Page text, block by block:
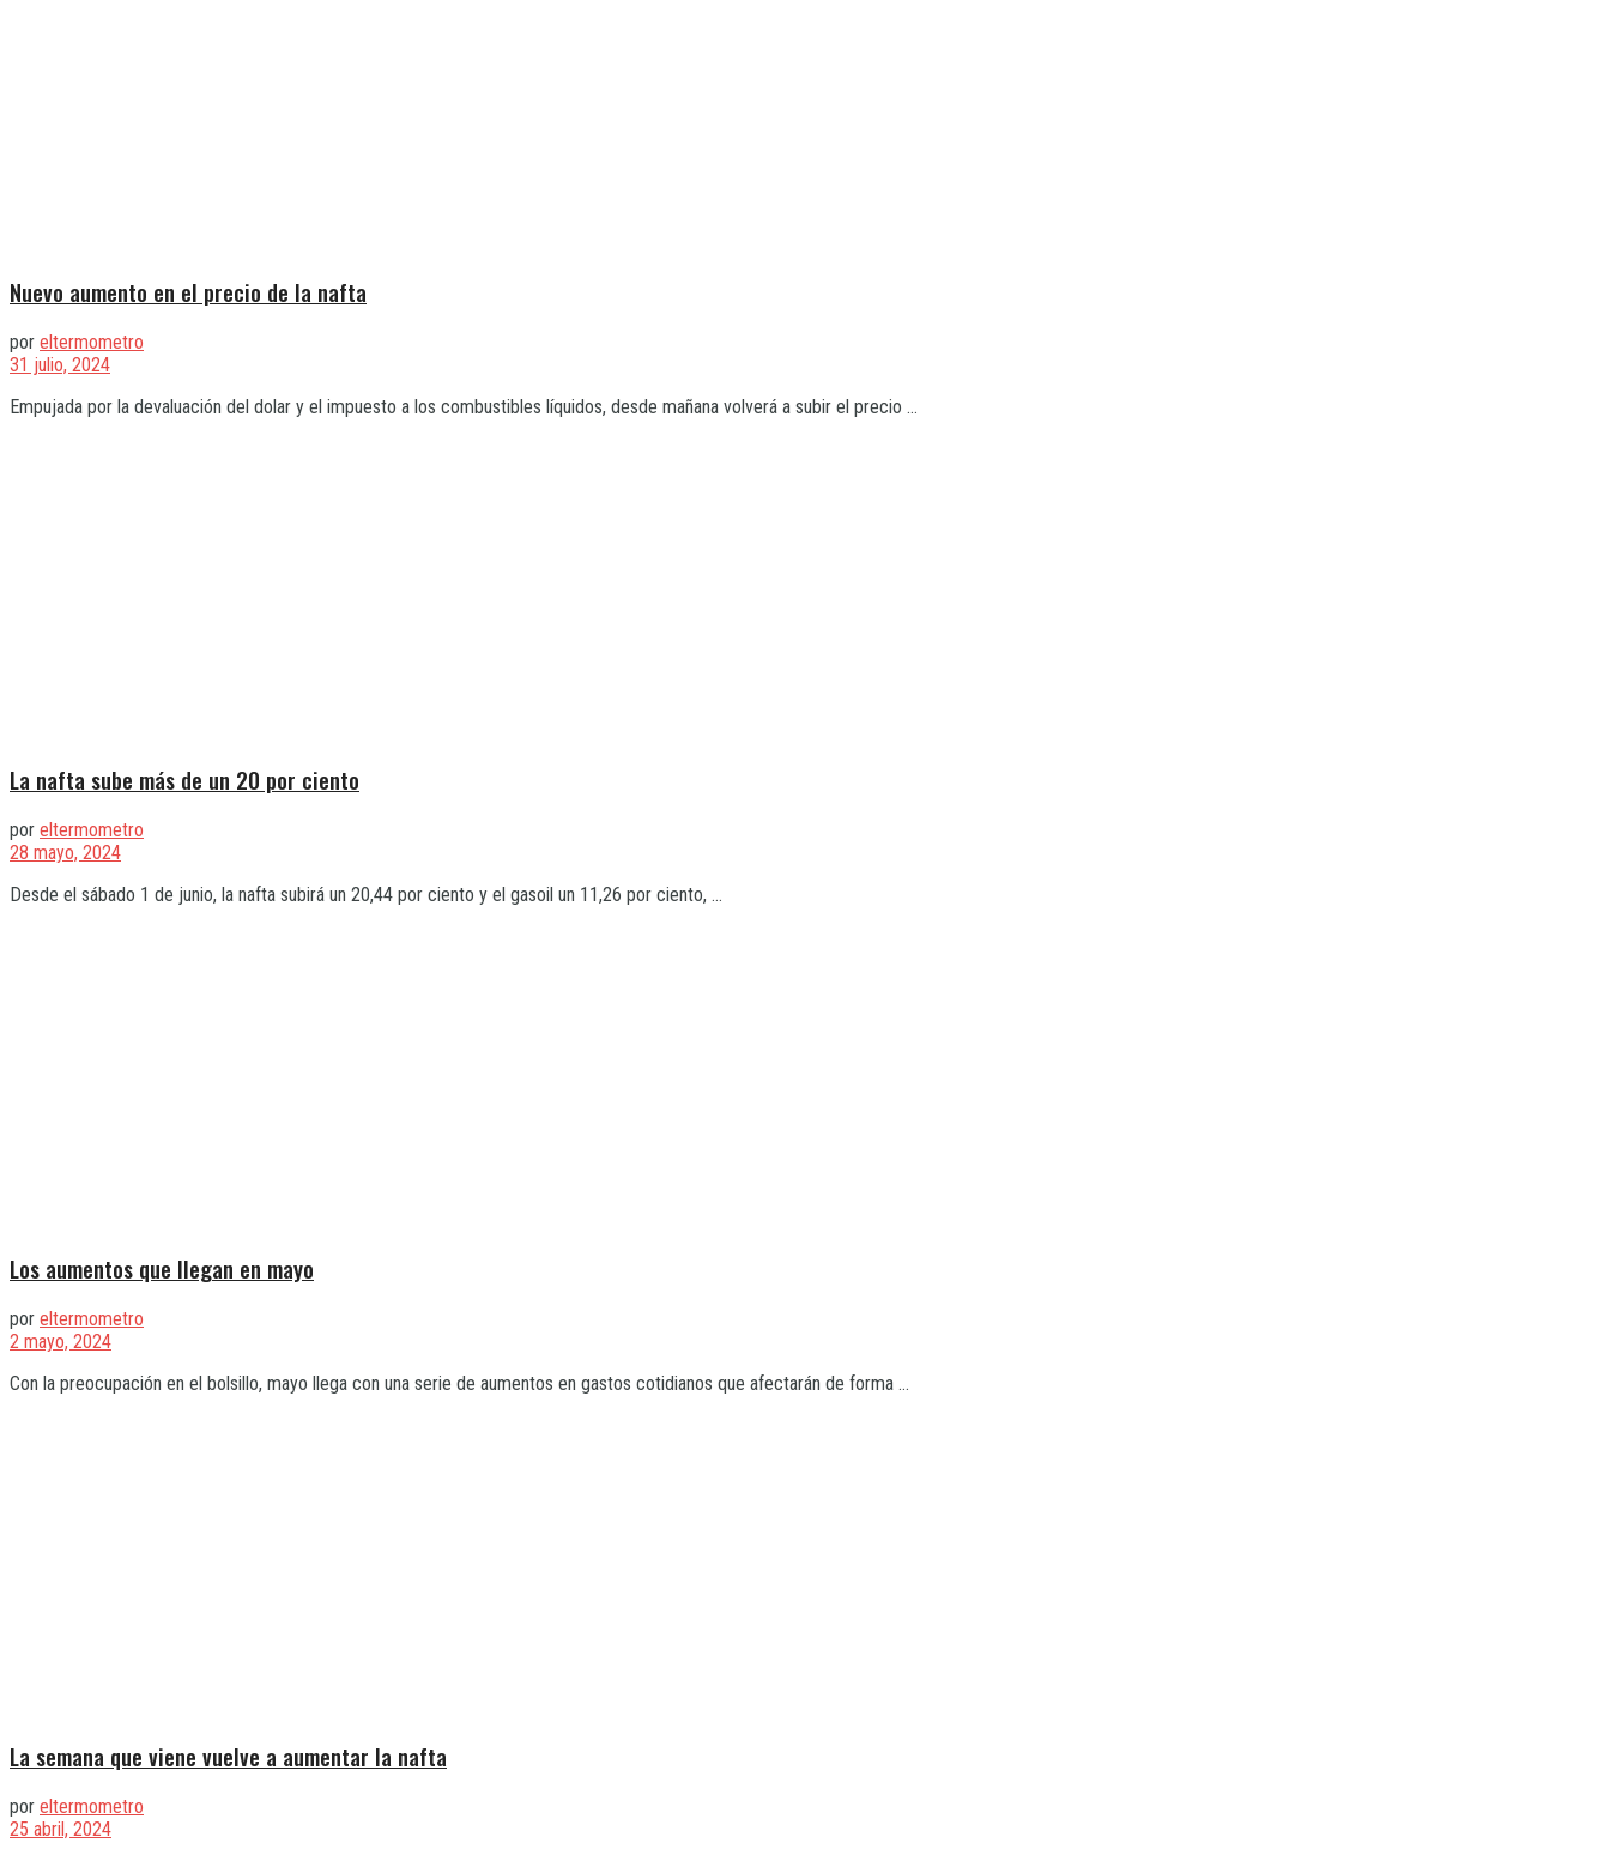
Nuevo aumento en el precio de la nafta
por eltermometro
31 julio, 2024
Empujada por la devaluación del dolar y el impuesto a los combustibles líquidos, desde mañana volverá a subir el precio ...
La nafta sube más de un 20 por ciento
por eltermometro
28 mayo, 2024
Desde el sábado 1 de junio, la nafta subirá un 20,44 por ciento y el gasoil un 11,26 por ciento, ...
Los aumentos que llegan en mayo
por eltermometro
2 mayo, 2024
Con la preocupación en el bolsillo, mayo llega con una serie de aumentos en gastos cotidianos que afectarán de forma ...
La semana que viene vuelve a aumentar la nafta
por eltermometro
25 abril, 2024